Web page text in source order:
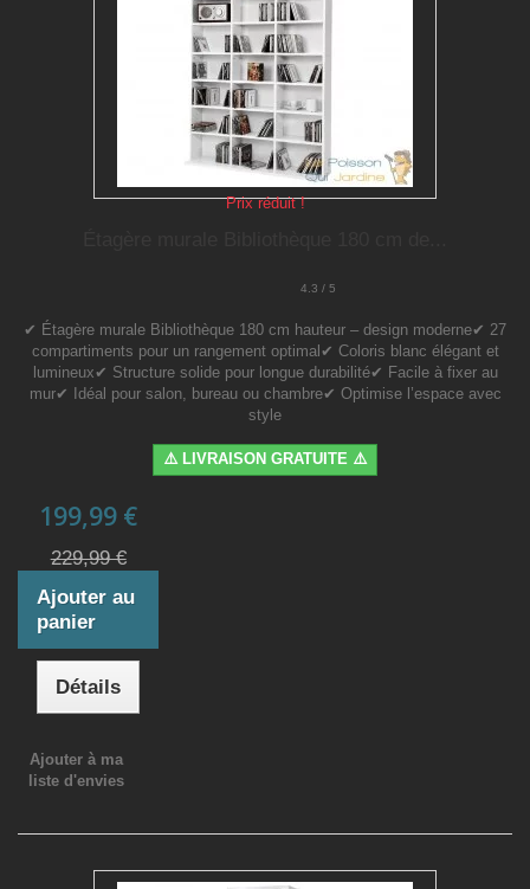
Prix réduit !
4.3 / 5
✔ Étagère murale Bibliothèque 180 cm hauteur – design moderne✔ 27
compartiments pour un rangement optimal✔ Coloris blanc élégant et
lumineux✔ Structure solide pour longue durabilité✔ Facile à fixer au
mur✔ Idéal pour salon, bureau ou chambre✔ Optimise l’espace avec
style
⚠️ LIVRAISON GRATUITE ⚠️
199,99 €
229,99 €
Ajouter au
panier
Détails
Ajouter à ma
liste d'envies